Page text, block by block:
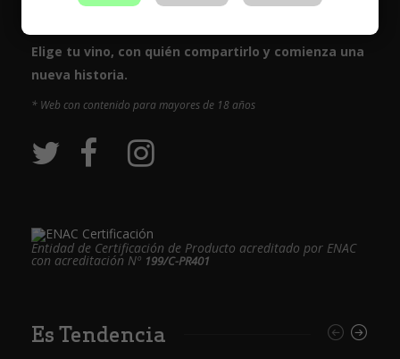
Vinos para compartir historias
Elige tu vino, con quién compartirlo y comienza una
nueva historia.
* Web con contenido para mayores de 18 años
Entidad de Certificación de Producto acreditado por ENAC
con acreditación Nº 199/C-PR401
Es Tendencia